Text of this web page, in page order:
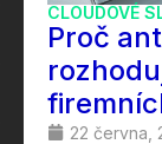
CLOUDOVÉ
Proč
22 června,